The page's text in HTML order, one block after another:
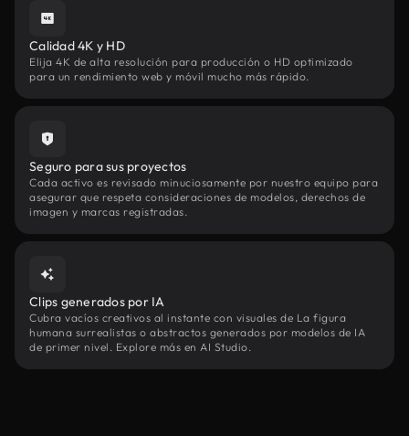
Calidad 4K y HD
Elija 4K de alta resolución para producción o HD optimizado
para un rendimiento web y móvil mucho más rápido.
Seguro para sus proyectos
Cada activo es revisado minuciosamente por nuestro equipo para
asegurar que respeta consideraciones de modelos, derechos de
imagen y marcas registradas.
Clips generados por IA
Cubra vacíos creativos al instante con visuales de La figura
humana surrealistas o abstractos generados por modelos de IA
de primer nivel. Explore más en AI Studio.